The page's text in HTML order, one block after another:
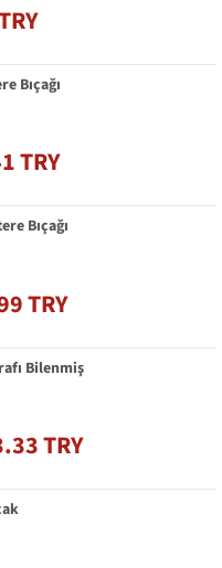
Bıçağı
TRY
Bıçağı
TRY
Bilenmiş
TRY